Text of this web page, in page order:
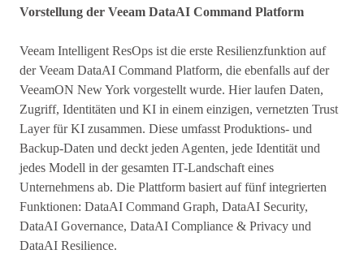
Vorstellung der Veeam DataAI Command Platform
Veeam Intelligent ResOps ist die erste Resilienzfunktion auf
der Veeam DataAI Command Platform, die ebenfalls auf der
VeeamON New York vorgestellt wurde. Hier laufen Daten,
Zugriff, Identitäten und KI in einem einzigen, vernetzten Trust
Layer für KI zusammen. Diese umfasst Produktions- und
Backup-Daten und deckt jeden Agenten, jede Identität und
jedes Modell in der gesamten IT-Landschaft eines
Unternehmens ab. Die Plattform basiert auf fünf integrierten
Funktionen: DataAI Command Graph, DataAI Security,
DataAI Governance, DataAI Compliance & Privacy und
DataAI Resilience.